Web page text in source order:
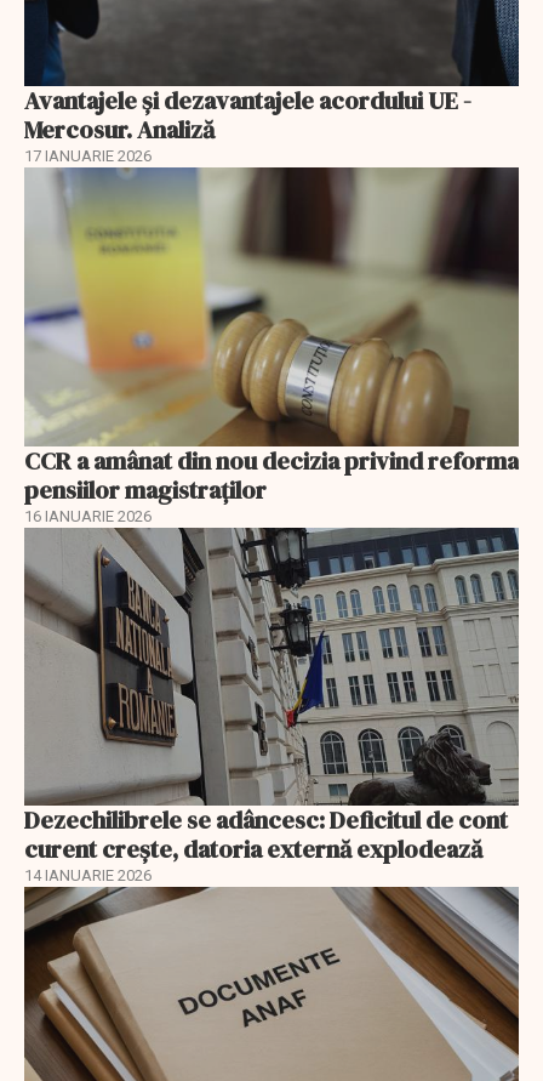
Avantajele şi dezavantajele acordului UE -
Mercosur. Analiză
17 IANUARIE 2026
CCR a amânat din nou decizia privind reforma
pensiilor magistraţilor
16 IANUARIE 2026
Dezechilibrele se adâncesc: Deficitul de cont
curent crește, datoria externă explodează
14 IANUARIE 2026